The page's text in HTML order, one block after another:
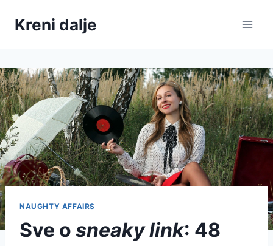
Kreni dalje
NAUGHTY AFFAIRS
Sve o sneaky link: 48